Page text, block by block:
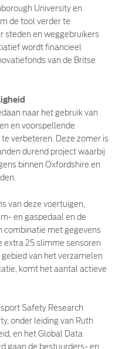
University en
de tool verder te
steden en weggebruikers
wordt financieel
van de Britse
naar het gebruik van
en voorspellende
verbeteren. Deze zomer is
durend project waarbij
binnen Oxfordshire en
van deze voertuigen,
en gaspedaal en de
combinatie met gegevens
extra 25 slimme sensoren
van het verzamelen
komt het aantal actieve
Safety Research
onder leiding van Ruth
en het Global Data
gaan de bestuurders- en